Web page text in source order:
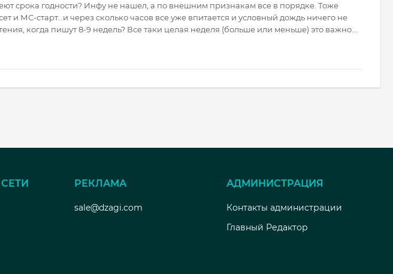
срока годности? Инфу не нашел, а по внешним признакам все в порядке. Тоже
и МС-старт...и через сколько часов все уже впитается и условный дождь ничего не
когда пишут 8-9 недель? Все таки целая неделя (больше или меньше) это важно...
РЕКЛАМА
sale@dzagi.com
АДМИНИСТРАЦИЯ
Контакты администрации
Главный Редактор